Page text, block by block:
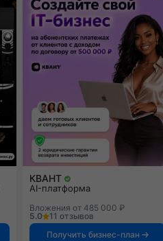
КВАНТ
AI-платформа
Вложения от 485 000 ₽
5.0
11 отзывов
Получить бизнес-план